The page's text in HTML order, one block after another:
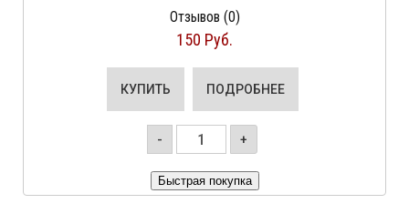
Отзывов (0)
150 Руб.
КУПИТЬ ПОДРОБНЕЕ
- +